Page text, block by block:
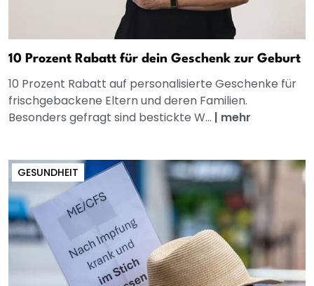
10 Prozent Rabatt für dein Geschenk zur Geburt
10 Prozent Rabatt auf personalisierte Geschenke für
frischgebackene Eltern und deren Familien.
Besonders gefragt sind bestickte W... | mehr
GESUNDHEIT